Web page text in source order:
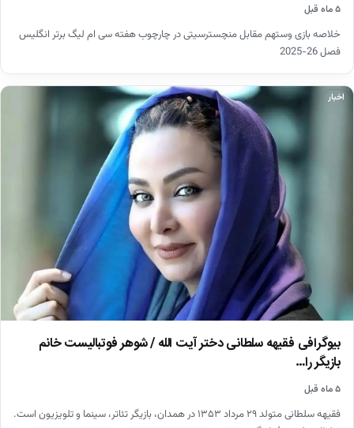
۵ ماه قبل
خلاصه بازی وستهم مقابل منچسترسیتی در چارچوب هفته سی ام لیگ برتر انگلیس
فصل 26-2025
اخبار
بیوگرافی فقیهه سلطانی دختر آیت الله / شوهر فوتبالیست خانم
بازیگر را…
۵ ماه قبل
فقیهه سلطانی متولد ۲۹ مرداد ۱۳۵۳ در همدان، بازیگر تئاتر، سینما و تلویزیون است.